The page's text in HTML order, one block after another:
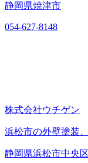
静岡県焼津市
054-627-8148
株式会社ウチゲン
浜松市の外壁塗装
静岡県浜松市中央区